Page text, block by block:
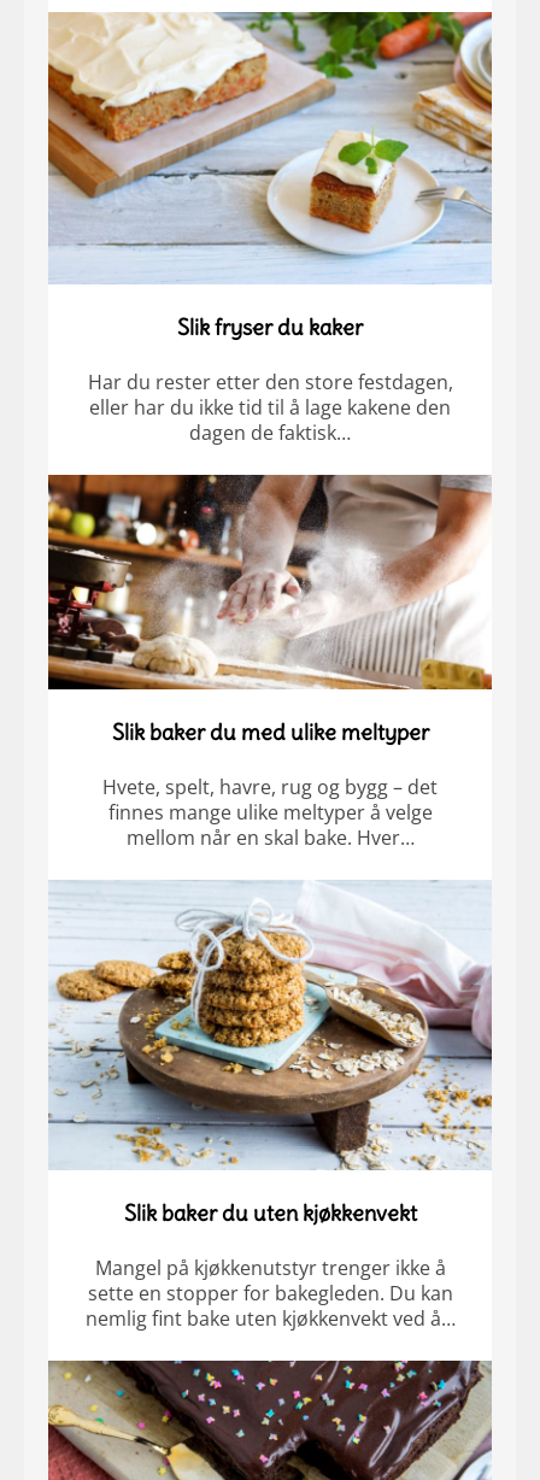
Slik fryser du kaker
Har du rester etter den store festdagen,
eller har du ikke tid til å lage kakene den
dagen de faktisk…
Slik baker du med ulike meltyper
Hvete, spelt, havre, rug og bygg – det
finnes mange ulike meltyper å velge
mellom når en skal bake. Hver…
Slik baker du uten kjøkkenvekt
Mangel på kjøkkenutstyr trenger ikke å
sette en stopper for bakegleden. Du kan
nemlig fint bake uten kjøkkenvekt ved å…